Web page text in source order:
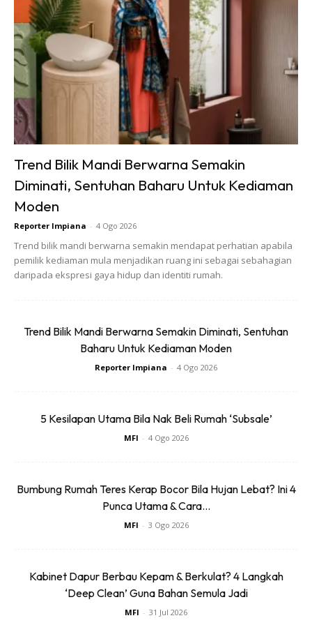
Primer penting untuk tutup liang pori simen baru. Kalau
terus cat tanpa primer, cat akan mudah tertanggal atau
tak melekat elok.
Kelembapan Dari Dinding Jiran /
Luar
Disebabkan dinding ini bersebelahan rumah jiran, mungkin
penggunaan dapur atau kabinet basah yang menyerap
masuk ke dinding anda.
Jenis Cat Tak Sesuai
Cara Atasi & Baiki Masalah
Periksa Punca Lembapan
dari dalam rumah jiran meresap masuk.
Ads
Trend Bilik Mandi Berwarna Semakin
Diminati, Sentuhan Baharu Untuk Kediaman
Moden
Reporter Impiana - 4 Ogo 2026
Trend bilik mandi berwarna semakin mendapat perhatian apabila
pemilik kediaman mula menjadikan ruang ini sebagai sebahagian
daripada ekspresi gaya hidup dan identiti rumah.
Trend Bilik Mandi Berwarna Semakin Diminati, Sentuhan
Baharu Untuk Kediaman Moden
Reporter Impiana - 4 Ogo 2026
5 Kesilapan Utama Bila Nak Beli Rumah ‘Subsale’
MFI - 4 Ogo 2026
Bumbung Rumah Teres Kerap Bocor Bila Hujan Lebat? Ini 4
Punca Utama & Cara...
MFI - 3 Ogo 2026
Kabinet Dapur Berbau Kepam & Berkulat? 4 Langkah
‘Deep Clean’ Guna Bahan Semula Jadi
MFI - 31 Jul 2026